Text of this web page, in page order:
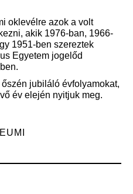
oklevélre azok a volt
akik 1976-ban, 1966-
1951-ben szereztek
Egyetem jogelőd
jubiláló évfolyamokat,
év elején nyitjuk meg.